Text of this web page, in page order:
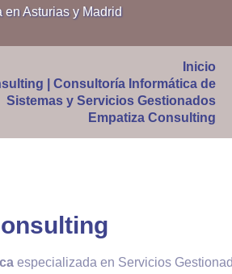
en Asturias y Madrid
Inicio
| Consultoría Informática de
Sistemas y Servicios Gestionados
Empatiza Consulting
especializada en Servicios